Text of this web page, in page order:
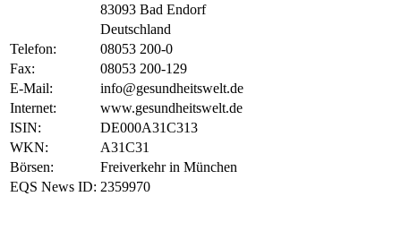
83093 Bad Endorf
Deutschland
Telefon:
08053 200-0
Fax:
08053 200-129
E-Mail:
info@gesundheitswelt.de
Internet:
www.gesundheitswelt.de
ISIN:
DE000A31C313
WKN:
A31C31
Börsen:
Freiverkehr in München
EQS News ID: 2359970